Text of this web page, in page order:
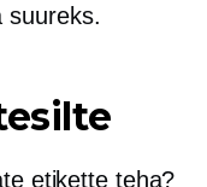
suureks.
etikette teha?